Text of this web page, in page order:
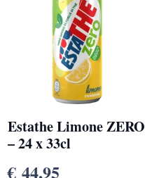
Estathe Limone ZERO
– 24 x 33cl
€ 44,95